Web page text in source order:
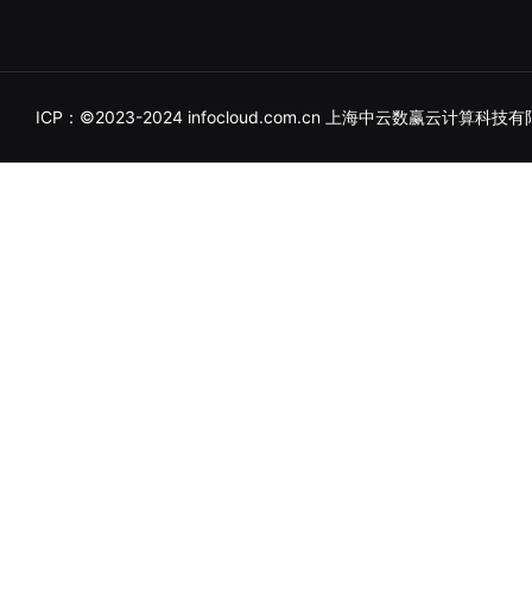
ICP：©2023-2024 infocloud.com.cn 上海中云数赢云计算科技有